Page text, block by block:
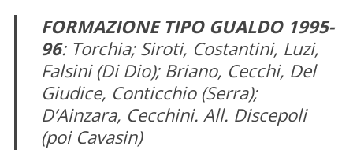
FORMAZIONE TIPO GUALDO 1995-
96: Torchia; Siroti, Costantini, Luzi,
Falsini (Di Dio); Briano, Cecchi, Del
Giudice, Conticchio (Serra);
D’Ainzara, Cecchini. All. Discepoli
(poi Cavasin)